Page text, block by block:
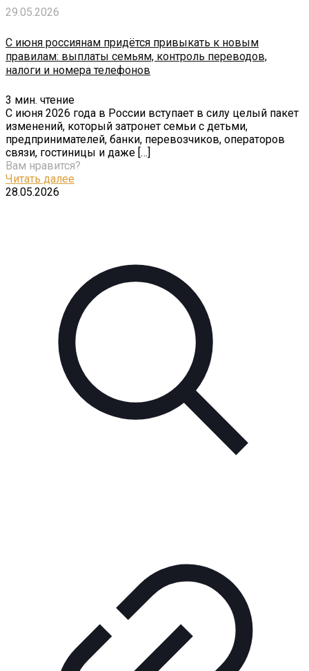
29.05.2026
С июня россиянам придётся привыкать к новым
правилам: выплаты семьям, контроль переводов,
налоги и номера телефонов
3 мин. чтение
С июня 2026 года в России вступает в силу целый пакет
изменений, который затронет семьи с детьми,
предпринимателей, банки, перевозчиков, операторов
связи, гостиницы и даже […]
Вам нравится?
Читать далее
28.05.2026